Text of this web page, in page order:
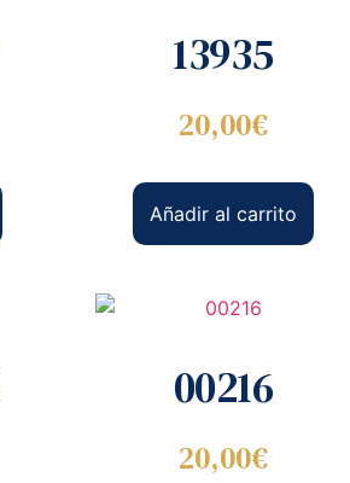
13935
20,00€
Añadir al carrito
00216
20,00€